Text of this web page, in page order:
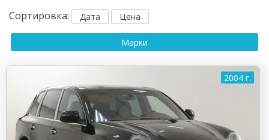
Сортировка: Дата Цена
Марки
2004 г.